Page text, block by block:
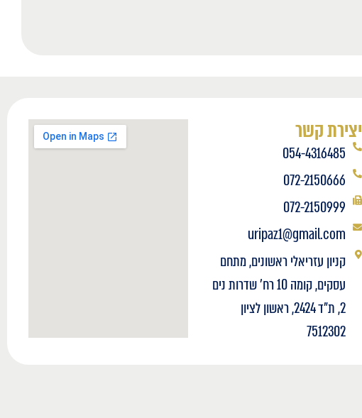
יצירת קשר
054-4316485
072-2150666
072-2150999
uripaz1@gmail.com
קניון עזריאלי ראשונים, מתחם
עסקים, קומה 10 רח' שדרות נים
2, ת"ד 2424, ראשון לציון
7512302